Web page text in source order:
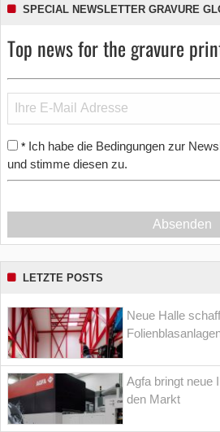
SPECIAL NEWSLETTER GRAVURE
Top news for the gravure
* Ich habe die Bedingungen zur
und stimme diesen zu.
Absenden
LETZTE POSTS
Neue Halle
Agfa bringt neue
den Markt